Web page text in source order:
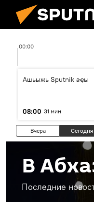
00:00
Ашьыжь Sputnik аҿы
08:00 31 мин
Вчера Сегодня
В
Последние